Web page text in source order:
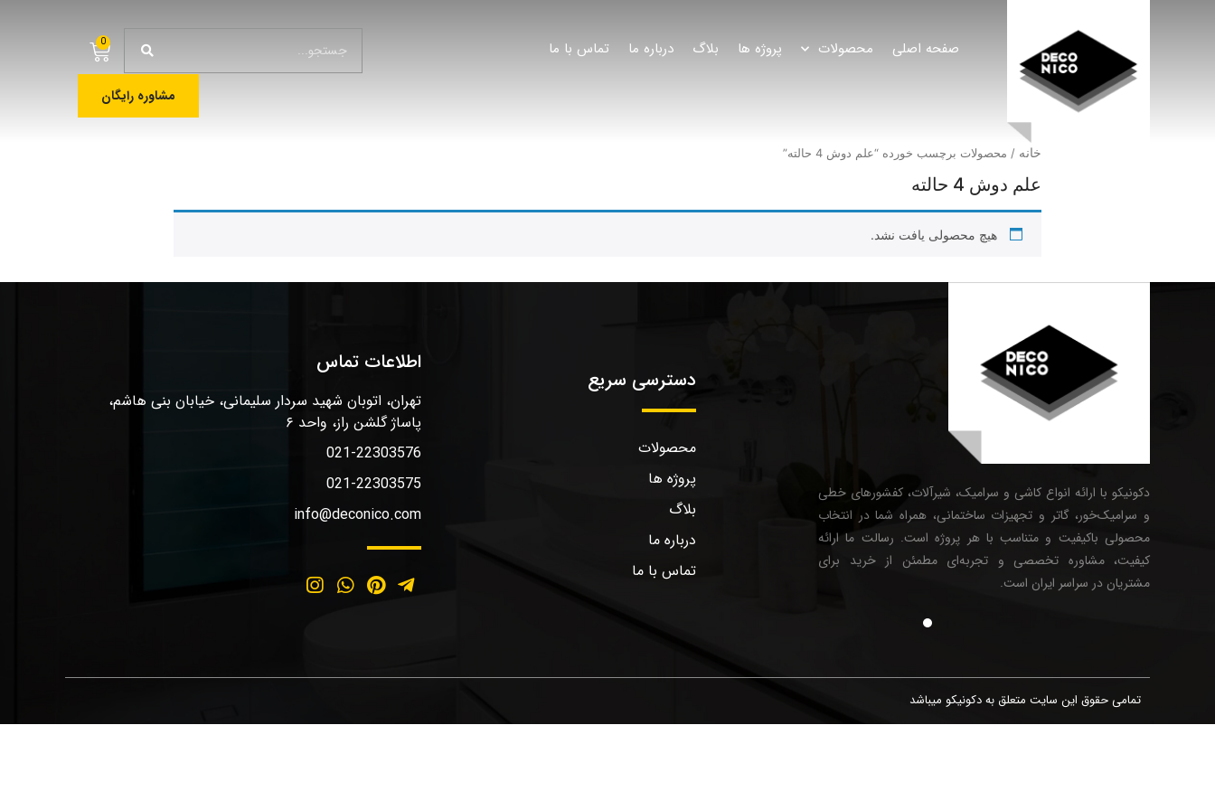
صفحه اصلی محصولات پروژه ها بلاگ درباره ما تماس با ما 0
مشاوره رایگان
خانه / محصولات برچسب خورده “علم دوش 4 حالته”
علم دوش 4 حالته
هیچ محصولی یافت نشد.
دکونیکو با ارائه انواع کاشی و سرامیک، شیرآلات، کفشورهای خطی
و سرامیک‌خور، گاتر و تجهیزات ساختمانی، همراه شما در انتخاب
محصولی باکیفیت و متناسب با هر پروژه است. رسالت ما ارائه
کیفیت، مشاوره تخصصی و تجربه‌ای مطمئن از خرید برای
مشتریان در سراسر ایران است.
دسترسی سریع
محصولات
پروژه ها
بلاگ
درباره ما
تماس با ما
اطلاعات تماس
تهران، اتوبان شهید سردار سلیمانی، خیابان بنی هاشم،
پاساژ گلشن راز، واحد ۶
021-22303576
021-22303575
info@deconico.com
تمامی حقوق این سایت متعلق به دکونیکو میباشد